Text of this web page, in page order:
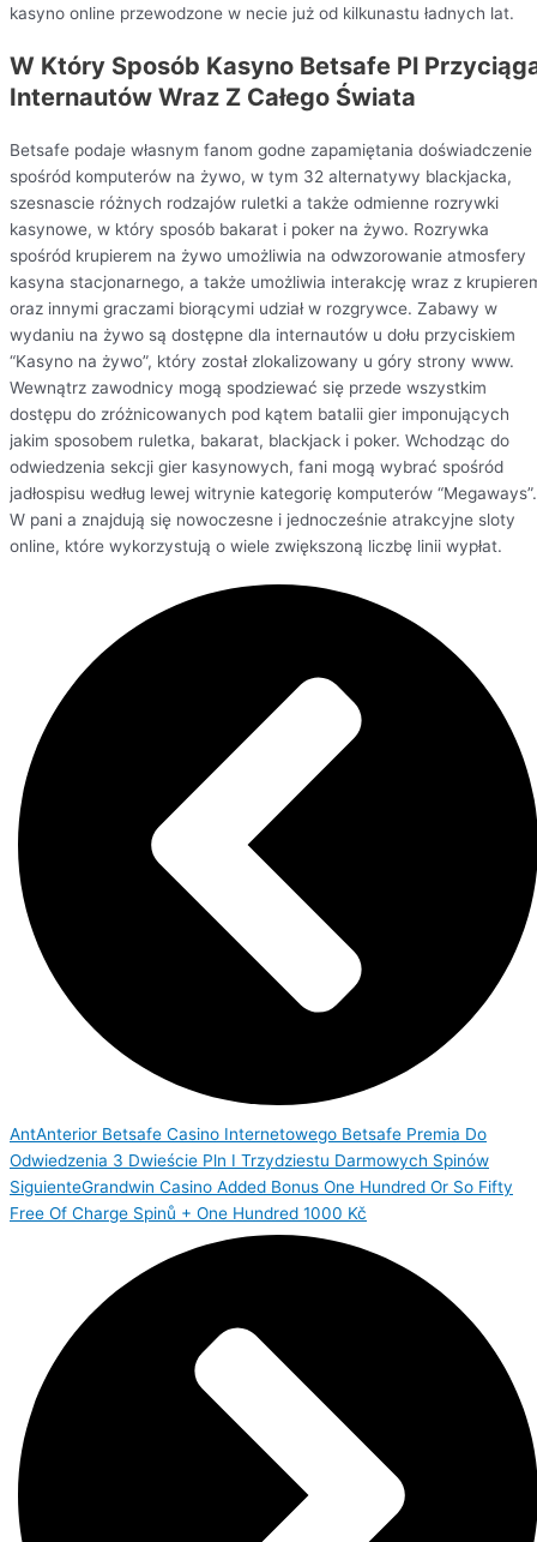
kasyno online przewodzone w necie już od kilkunastu ładnych lat.
W Który Sposób Kasyno Betsafe Pl
Internautów Wraz Z Całego Świata
Betsafe podaje własnym fanom godne zapamiętania doświadczenie
spośród komputerów na żywo, w tym 32 alternatywy blackjacka,
szesnascie różnych rodzajów ruletki a także odmienne rozrywki
kasynowe, w który sposób bakarat i poker na żywo. Rozrywka
spośród krupierem na żywo umożliwia na odwzorowanie atmosfery
kasyna stacjonarnego, a także umożliwia interakcję wraz z
oraz innymi graczami biorącymi udział w rozgrywce. Zabawy w
wydaniu na żywo są dostępne dla internautów u dołu przyciskiem
“Kasyno na żywo”, który został zlokalizowany u góry strony www.
Wewnątrz zawodnicy mogą spodziewać się przede wszystkim
dostępu do zróżnicowanych pod kątem batalii gier imponujących
jakim sposobem ruletka, bakarat, blackjack i poker. Wchodząc do
odwiedzenia sekcji gier kasynowych, fani mogą wybrać spośród
jadłospisu według lewej witrynie kategorię komputerów “Megaways”.
W pani a znajdują się nowoczesne i jednocześnie atrakcyjne sloty
online, które wykorzystują o wiele zwiększoną liczbę linii wypłat.
AntAnterior Betsafe Casino Internetowego Betsafe Premia Do
Odwiedzenia 3 Dwieście Pln I Trzydziestu Darmowych Spinów
SiguienteGrandwin Casino Added Bonus One Hundred Or So Fifty
Free Of Charge Spinů + One Hundred 1000 Kč